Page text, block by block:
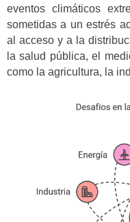
eventos climáticos
sometidas a un estrés
al acceso y a la
la salud pública, el
como la agricultura, la